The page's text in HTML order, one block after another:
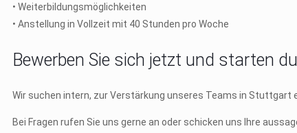
• Weiterbildungsmöglichkeiten
• Anstellung in Vollzeit mit 40 Stunden pro Woche
Bewerben Sie sich jetzt und starten
Wir suchen intern, zur Verstärkung unseres Teams in
Bei Fragen rufen Sie uns gerne an oder schicken uns Ihre